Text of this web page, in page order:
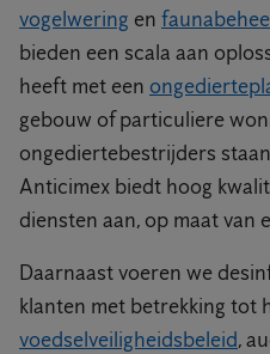
vogelwering en
bieden een scala aan
heeft met een
gebouw of particuliere
ongediertebestrijders
Anticimex biedt hoog
diensten aan, op maat van
Daarnaast voeren we
klanten met betrekking tot
voedselveiligheidsbeleid,